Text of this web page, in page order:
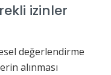
izinler
değerlendirme
alınması